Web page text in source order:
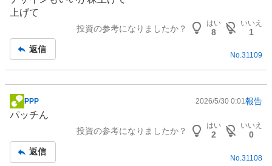
記
事上げて
投資の参考になりましたか？
はい
8
いいえ
1
返信
No.31109
掲
示
事
PPP 2026/5/30 0:01報告
パッチん
投資の参考になりましたか？
はい
2
いいえ
0
返信
No. 31108